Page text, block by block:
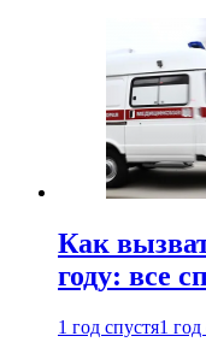
Как
году: все
1 год спустя1 год